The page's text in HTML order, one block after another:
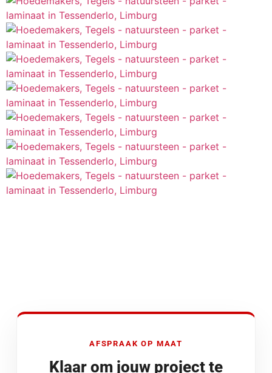
AFSPRAAK OP MAAT
Klaar om jouw project te